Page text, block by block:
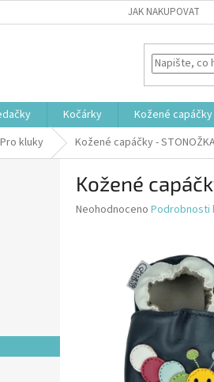
JAK NAKUPOVAT
Kočárky Kožené capáčky
Pro kluky Kožené capáčky -
Kožené
Průměrné
Neohodnoceno Podrobnosti